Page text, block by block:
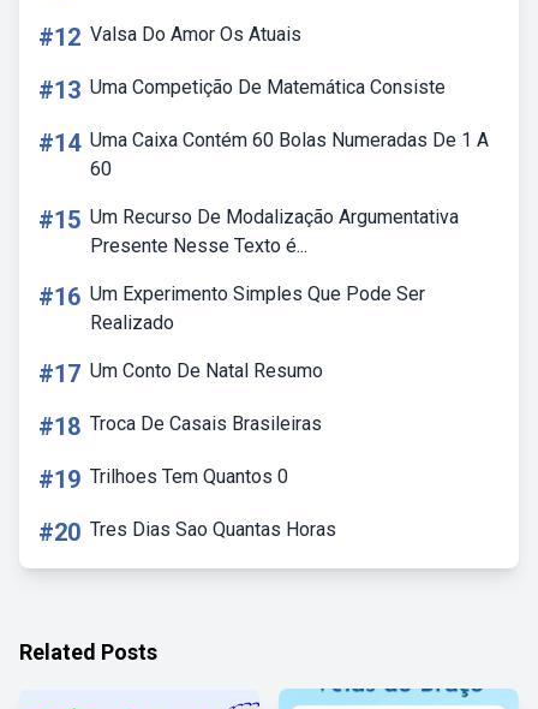
#12 Valsa Do Amor Os Atuais
#13 Uma Competição De Matemática Consiste
#14 Uma Caixa Contém 60 Bolas Numeradas De 1 A
60
#15 Um Recurso De Modalização Argumentativa
Presente Nesse Texto é...
#16 Um Experimento Simples Que Pode Ser
Realizado
#17 Um Conto De Natal Resumo
#18 Troca De Casais Brasileiras
#19 Trilhoes Tem Quantos 0
#20 Tres Dias Sao Quantas Horas
Related Posts